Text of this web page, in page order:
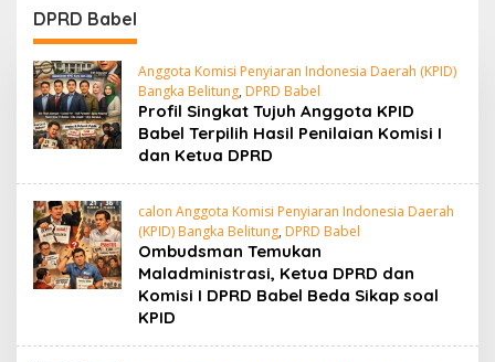
Bernapas Lega
DPRD Babel
Anggota Komisi Penyiaran Indonesia Daerah (KPID)
Bangka Belitung, DPRD Babel
Profil Singkat Tujuh Anggota KPID
Babel Terpilih Hasil Penilaian Komisi I
dan Ketua DPRD
calon Anggota Komisi Penyiaran Indonesia Daerah
(KPID) Bangka Belitung, DPRD Babel
Ombudsman Temukan
Maladministrasi, Ketua DPRD dan
Komisi I DPRD Babel Beda Sikap soal
KPID